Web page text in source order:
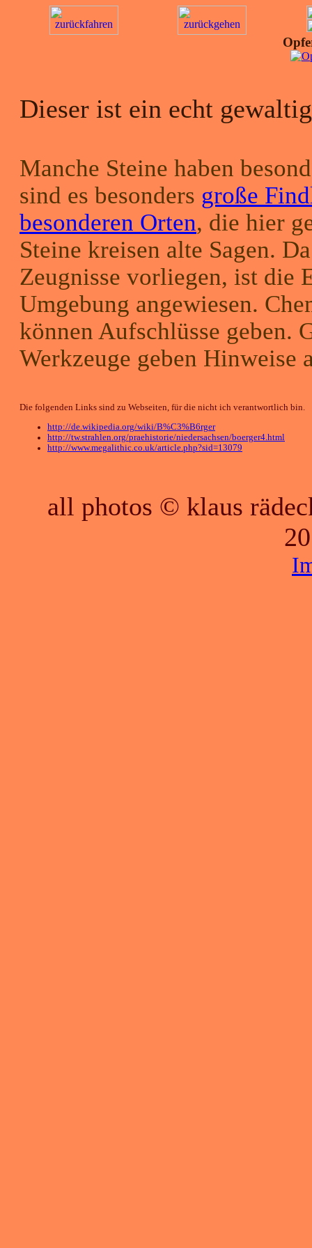
Dieser ist ein echt
Manche Steine haben
sind es besonders große
besonderen Orten, die hier
Steine kreisen alte Sagen.
Zeugnisse vorliegen, ist die
Umgebung angewiesen.
können Aufschlüsse geben.
Werkzeuge geben Hinweise
Die folgenden Links sind zu Webseiten, für die nicht ich verantwortlich bin.
http://de.wikipedia.org/wiki/B%C3%B6rger
http://tw.strahlen.org/praehistorie/niedersachsen/boerger4.html
http://www.megalithic.co.uk/article.php?sid=13079
all photos © klaus